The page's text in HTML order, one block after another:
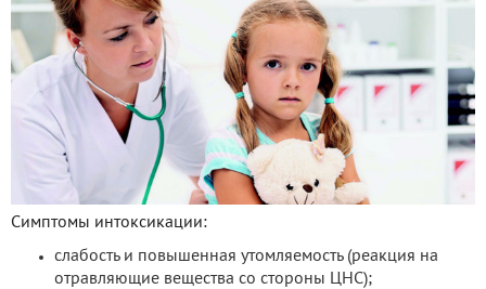
Симптомы интоксикации:
слабость и повышенная утомляемость (реакция на
отравляющие вещества со стороны ЦНС);